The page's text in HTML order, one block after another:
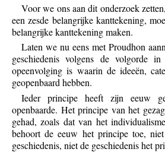
Voor we ons aan dit onderzoek
een zesde belangrijke kanttekening,
belangrijke kanttekening maken.
Laten we nu eens met Proudhon
geschiedenis volgens de volgorde
opeenvolging is waarin de ideeën,
geopenbaard hebben.
Ieder principe heeft zijn eeuw
openbaarde. Het principe van het
gehad, zoals dat van het
behoort de eeuw het principe toe,
geschiedenis, niet de geschiedenis het